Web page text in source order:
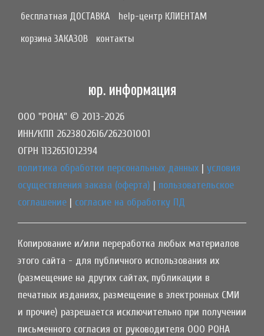
бесплатная ДОСТАВКА
help-центр КЛИЕНТАМ
корзина ЗАКАЗОВ
контакты
юр. информация
ООО "РОНА" © 2013-2026
ИНН/КПП 2623802616/262301001
ОГРН 1132651012394
политика обработки персональных данных | условия
осуществления заказа (оферта) | пользовательское
соглашение | согласие на обработку ПД
Копирование и/или переработка любых материалов
этого сайта - для публичного использования их
(размещение на других сайтах, публикации в
печатных изданиях, размещение в электронных СМИ
и прочие) разрешается исключительно при получении
письменного согласия от руководителя ООО РОНА